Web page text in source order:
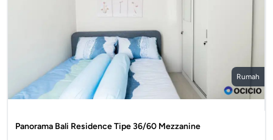
Rumah
Panorama Bali Residence Tipe 36/60 Mezzanine